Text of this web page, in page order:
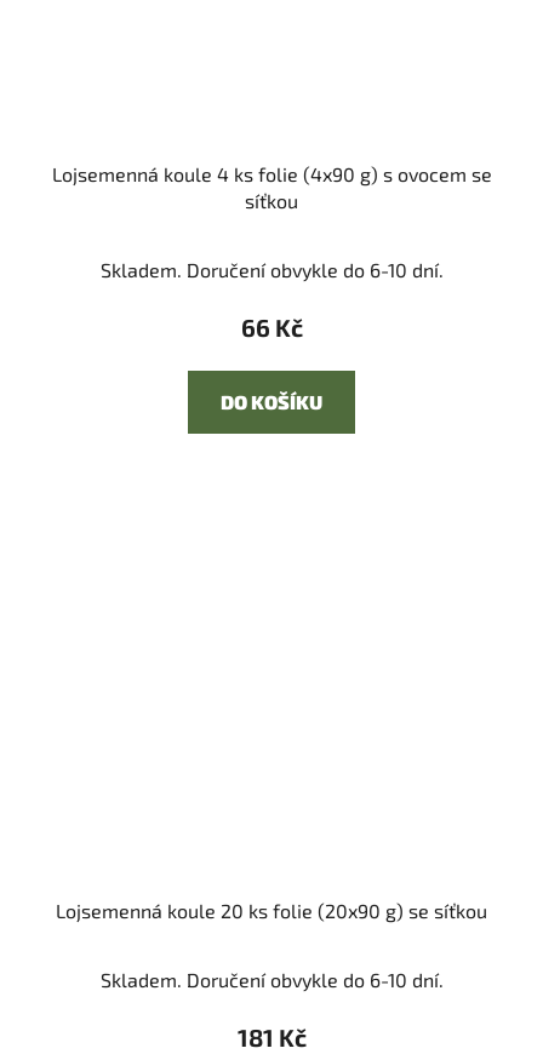
Lojsemenná koule 4 ks folie (4x90 g) s ovocem se
síťkou
Skladem. Doručení obvykle do 6-10 dní.
66 Kč
DO KOŠÍKU
Lojsemenná koule 20 ks folie (20x90 g) se síťkou
Skladem. Doručení obvykle do 6-10 dní.
181 Kč